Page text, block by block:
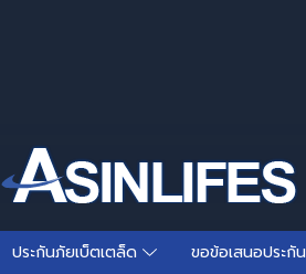
ประกันภัยเบ็ตเตล็ด ขอข้อเสนอประกั